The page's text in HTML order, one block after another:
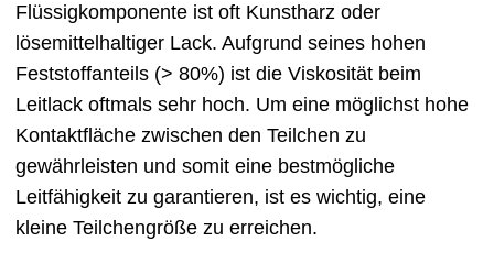
Flüssigkomponente ist oft Kunstharz oder
lösemittelhaltiger Lack. Aufgrund seines hohen
Feststoffanteils (> 80%) ist die Viskosität beim
Leitlack oftmals sehr hoch. Um eine möglichst hohe
Kontaktfläche zwischen den Teilchen zu
gewährleisten und somit eine bestmögliche
Leitfähigkeit zu garantieren, ist es wichtig, eine
kleine Teilchengröße zu erreichen.